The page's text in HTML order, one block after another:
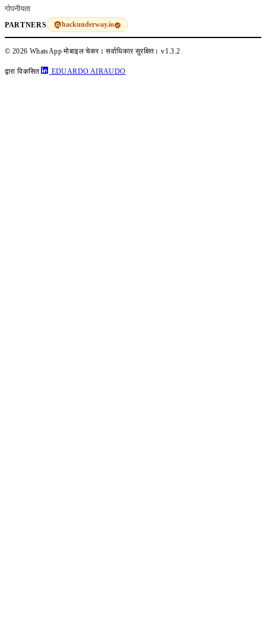
गोपनीयता
PARTNERS hackunderway.io
© 2026 WhatsApp मोबाइल चेकर। सर्वाधिकार सुरक्षित।v1.3.2
द्वारा विकसित EDUARDO AIRAUDO